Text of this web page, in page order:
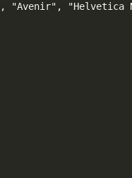
, "Avenir" , "Helvetica